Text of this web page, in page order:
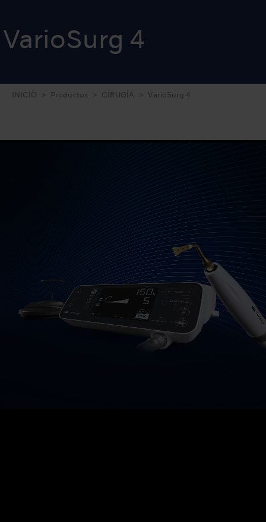
VarioSurg 4
INICIO Productos CIRUGÍA VarioSurg 4